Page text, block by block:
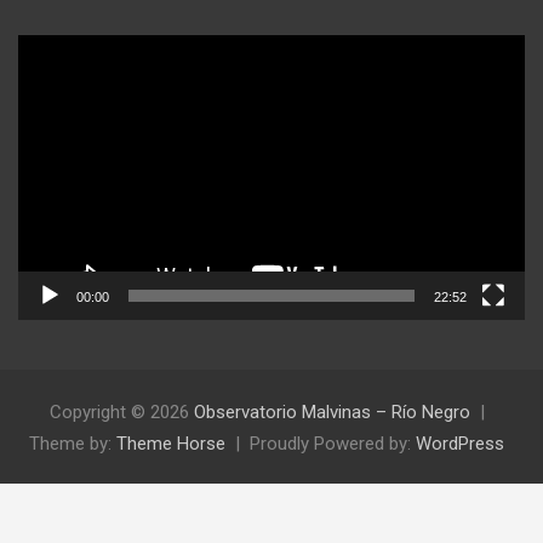
00:00 22:52
Copyright © 2026 Observatorio Malvinas – Río Negro
Theme by: Theme Horse Proudly Powered by: WordPress